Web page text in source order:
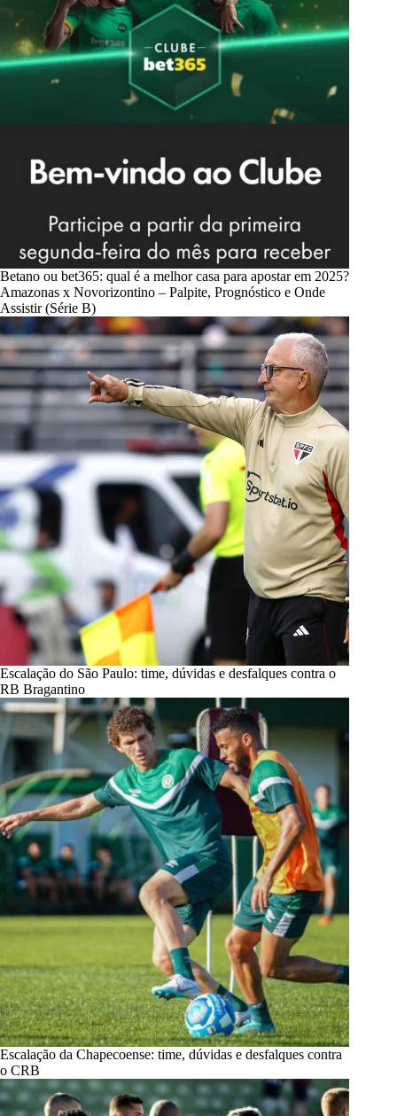
Betano ou bet365: qual é a melhor casa para apostar em 2025?
Amazonas x Novorizontino – Palpite, Prognóstico e Onde
Assistir (Série B)
Escalação do São Paulo: time, dúvidas e desfalques contra o
RB Bragantino
Escalação da Chapecoense: time, dúvidas e desfalques contra
o CRB